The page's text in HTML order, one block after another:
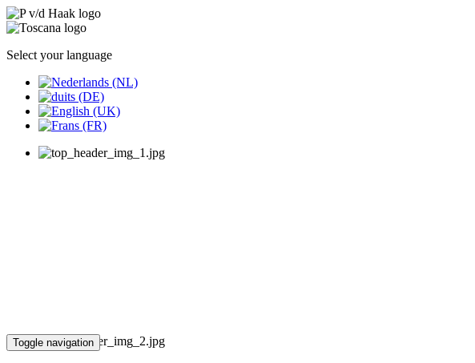
Select your language
Toggle navigation